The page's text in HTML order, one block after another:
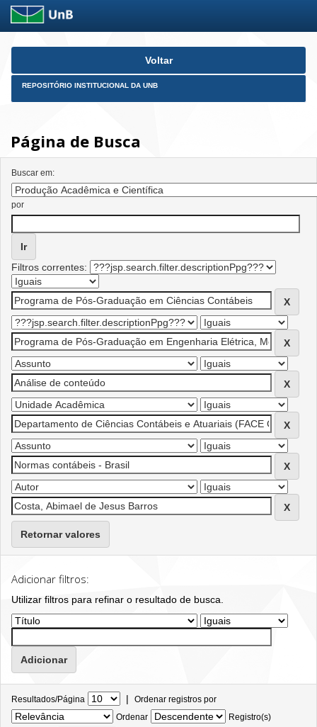
Skip
Voltar
REPOSITÓRIO INSTITUCIONAL DA UNB
Página de Busca
Buscar em:
por
Filtros correntes:
Retornar valores
Adicionar filtros:
Utilizar filtros para refinar o resultado de busca.
Resultados/Página | Ordenar registros por
Ordenar
Registro(s)